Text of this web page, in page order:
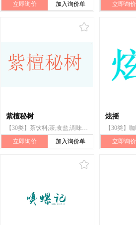
立即询价
加入询价单
立即询价
紫檀秘树
【30类】茶饮料;茶;食盐;调味料;藏红花(佐料);食用芳香剂;红糖;方糖;白糖;糖
立即询价
加入询价单
炫摇
立即询价